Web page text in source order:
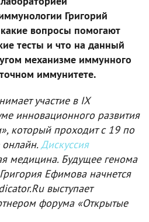
Григорий
вопросы помогают
тесты и что на данный
механизме иммунного
иммунитете.
участие в IX
инновационного развития
который проходит с 19 по
Дискуссия
медицина. Будущее генома
Ефимова начнется
выступает
форума «Открытые